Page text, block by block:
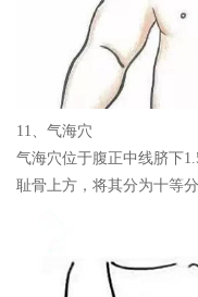
11、气海穴
气海穴位于腹正中线脐下
耻骨上方，将其分为十等